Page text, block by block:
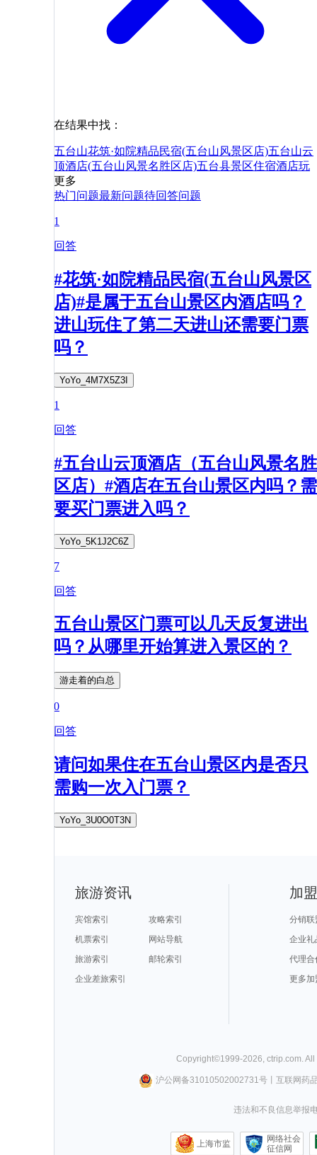
在结果中找：
五台山花筑·如院精品民宿(五台山风景区店)五台山云
顶酒店(五台山风景名胜区店)五台县景区住宿酒店玩
更多
热门问题最新问题待回答问题
1
回答
#花筑·如院精品民宿(五台山风景区
店)#是属于五台山景区内酒店吗？
进山玩住了第二天进山还需要门票
吗？
YoYo_4M7X5Z3I
1
回答
#五台山云顶酒店（五台山风景名胜
区店）#酒店在五台山景区内吗？需
要买门票进入吗？
YoYo_5K1J2C6Z
7
回答
五台山景区门票可以几天反复进出
吗？从哪里开始算进入景区的？
游走着的白总
0
回答
请问如果住在五台山景区内是否只
需购一次入门票？
YoYo_3U0O0T3N
旅游资讯
宾馆索引
攻略索引
机票索引
网站导航
旅游索引
邮轮索引
企业差旅索引
加
分销联
企业礼
代理合
更多加
Copyright©1999-2026, ctrip.com.
沪公网备31010502002731号丨 互联网药
违法和不良信息举报
上海市监
网络社会
征信网